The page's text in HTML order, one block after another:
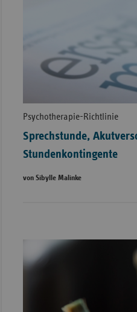
Psychotherapie-Richtlinie
Sprechstunde,
Stundenkontingente
von Sibylle Malinke